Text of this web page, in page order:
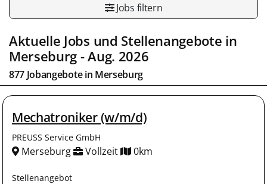
Jobs filtern
Aktuelle Jobs und Stellenangebote in
Merseburg- Aug. 2026
877 Jobangebote in Merseburg
Mechatroniker (w/m/d)
PREUSS Service GmbH
Merseburg Vollzeit 0km
Stellenangebot